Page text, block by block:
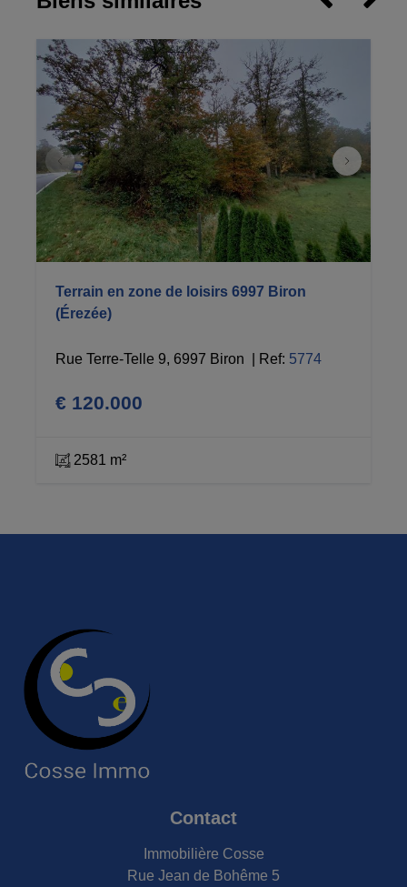
Terrain en zone de loisirs 6997 Biron
(Érezée)
Rue Terre-Telle 9, 6997 Biron Ref: 5774
€ 120.000
2581 m²
Contact
Immobilière Cosse
Rue Jean de Bohême 5